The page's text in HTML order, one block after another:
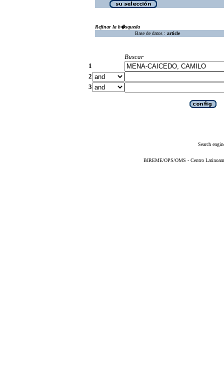
Refinar la b�squeda
Base de datos : article
Buscar
1
2
3
Search
BIREME/OPS/OMS - Centro